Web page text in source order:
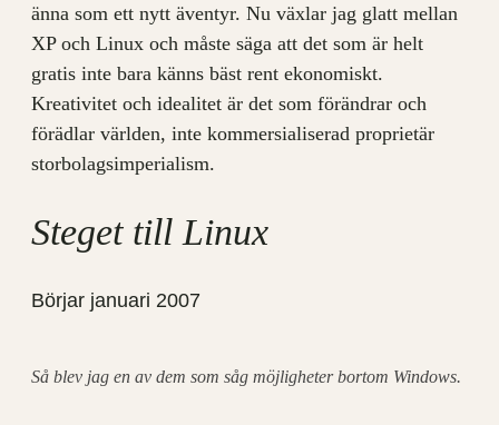
änna som ett nytt äventyr. Nu växlar jag glatt mellan
XP och Linux och måste säga att det som är helt
gratis inte bara känns bäst rent ekonomiskt.
Kreativitet och idealitet är det som förändrar och
förädlar världen, inte kommersialiserad proprietär
storbolagsimperialism.
Steget till Linux
Börjar januari 2007
Så blev jag en av dem som såg möjligheter bortom Windows.